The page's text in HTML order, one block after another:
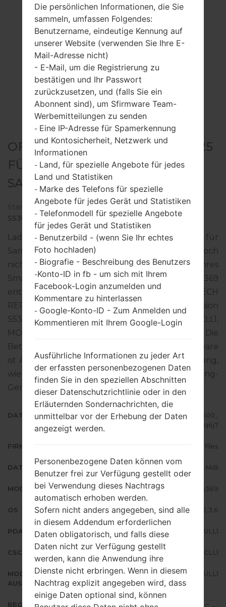
OFFIZIELLER FIRMWARE #5825
FÜR GT-S5369 -
SAMSUNGGALAXY Y
Startseite →Galaxy Y →SamsungGT-S5369 →GT-
S5369_VDC_1_20121206121600_6aq808q6j7.zip
Laden Sie das neueste Firmware-Update für
Samsung Galaxy Y herunter. Vergessen Sie jedoch
nicht zu überprüfen, ob die Modellnummer Ihres
Smartphones dem angegebenen GT-S5369
entspricht. Der Firmware-Code VDC ist für CZECH
REPUBLIC. Das Produkt wird mit der PDA-Version
S5369BULL1 und CSC-Version S5369VDCLL1,
MODEM-Version S5369BULL1 geliefert. Die
Betriebssystemversion der angegebenen Firmware
ist Android Gingerbread 2.3.6. Detalierte Anleitung,
wie man die Standart - Firmware auf Samsung-
Geräten geflascht wird, gibt es hier
DATEINAME
GT-S5369_VDC_1_20121206121600_
6aq808q6j7
FIRMWARE TYP 4 files
DATEIGRÖSSE 123.7 MiB
MODELL Samsung GT-S5369
OS Android Gingerbread 2.3.6
PDA/AP AUSFÜHRUNG S5369BULL1
CSC AUSFÜHRUNG S5369VDCLL1
MODEM/CP
AUSFÜHRUNG
S5369BULL1
REGION
Die persönlichen Informationen, die Sie
sammeln, umfassen Folgendes:
Benutzername, eindeutige Kennung auf
unserer Website (verwenden Sie Ihre E-
Mail-Adresse nicht)
- E-Mail, um die Registrierung zu
bestätigen und Ihr Passwort
zurückzusetzen, und (falls Sie ein
Abonnent sind), um Sfirmware Team-
Werbemitteilungen zu senden
- Eine IP-Adresse für Spamerkennung
und Kontosicherheit, Netzwerk und
Informationen
- Land, für spezielle Angebote für jedes
Land und Statistiken
- Marke des Telefons für spezielle
Angebote für jedes Gerät und Statistiken
- Telefonmodell für spezielle Angebote
für jedes Gerät und Statistiken
- Benutzerbild - (wenn Sie Ihr echtes
Foto hochladen)
- Biografie - Beschreibung des Benutzers
-Konto-ID in fb - um sich mit Ihrem
Facebook-Login anzumelden und
Kommentare zu hinterlassen
- Google-Konto-ID - Zum Anmelden und
Kommentieren mit Ihrem Google-Login
Ausführliche Informationen zu jeder Art
der erfassten personenbezogenen Daten
finden Sie in den speziellen Abschnitten
dieser Datenschutzrichtlinie oder in den
Erläuternden Sondernachrichten, die
unmittelbar vor der Erhebung der Daten
angezeigt werden.
Personenbezogene Daten können vom
Benutzer frei zur Verfügung gestellt oder
bei Verwendung dieses Nachtrags
automatisch erhoben werden.
Sofern nicht anders angegeben, sind alle
in diesem Addendum erforderlichen
Daten obligatorisch, und falls diese
Daten nicht zur Verfügung gestellt
werden, kann die Anwendung ihre
Dienste nicht erbringen. Wenn in diesem
Nachtrag explizit angegeben wird, dass
einige Daten optional sind, können